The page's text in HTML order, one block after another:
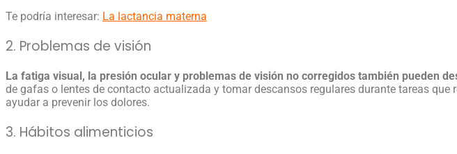
Te podría interesar: La lactancia materna
2. Problemas de visión
La fatiga visual, la presión ocular y problemas de visión no corregidos también pueden
de gafas o lentes de contacto actualizada y tomar descansos regulares durante tareas
ayudar a prevenir los dolores.
3. Hábitos alimenticios